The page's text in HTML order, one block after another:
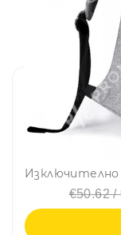
€50.62 /